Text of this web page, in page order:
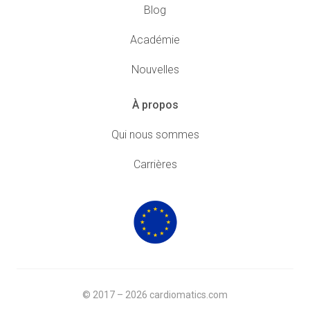
Blog
Académie
Nouvelles
À propos
Qui nous sommes
Carrières
© 2017 – 2026 cardiomatics.com